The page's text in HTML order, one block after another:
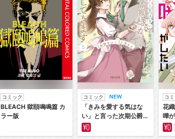
コミック
BLEACH 獄頤鳴鳴篇 カ
ラー版
コミック
「きみを愛する気はな
い」と言った次期公爵様
がなぜか溺愛してきます
コ
花
嘩